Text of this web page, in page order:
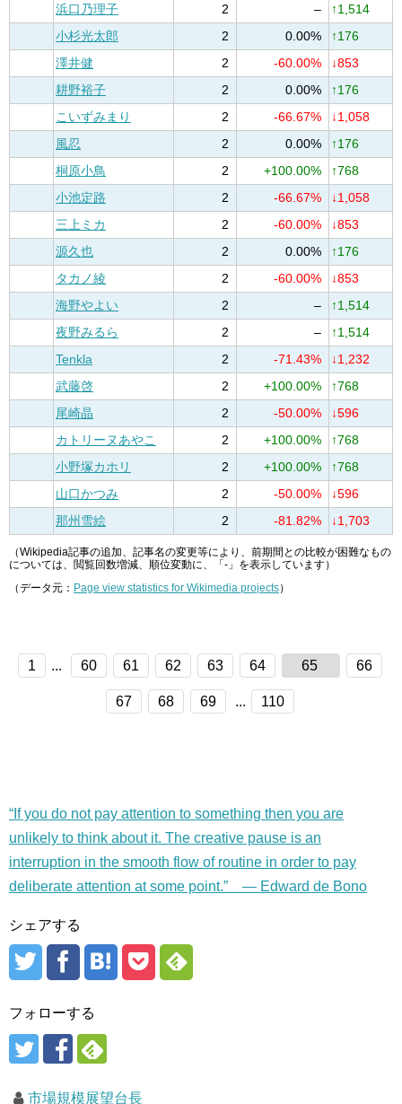
浜口乃理子
2 –
↑1,514
小杉光太郎
2 0.00%
↑176
澤井健
2 -60.00%
↓853
耕野裕子
2 0.00%
↑176
こいずみまり
2 -66.67%
↓1,058
風忍
2 0.00%
↑176
桐原小鳥
2 +100.00%
↑768
小池定路
2 -66.67%
↓1,058
三上ミカ
2 -60.00%
↓853
源久也
2 0.00%
↑176
タカノ綾
2 -60.00%
↓853
海野やよい
2 –
↑1,514
夜野みるら
2 –
↑1,514
Tenkla
2 -71.43%
↓1,232
武藤啓
2 +100.00%
↑768
尾崎晶
2 -50.00%
↓596
カトリーヌあやこ
2 +100.00%
↑768
小野塚カホリ
2 +100.00%
↑768
山口かつみ
2 -50.00%
↓596
那州雪絵
2 -81.82% ↓1,703
（Wikipedia記事の追加、記事名の変更等により、前期間との比較が困難なもの
については、閲覧回数増減、順位変動に、「-」を表示しています）
（データ元： Page view statistics for Wikimedia projects）
1 ... 60 61 62 63 64 65 66
67 68 69 ... 110
“If you do not pay attention to something then you are
unlikely to think about it. The creative pause is an
interruption in the smooth flow of routine in order to pay
deliberate attention at some point.” — Edward de Bono
シェアする
フォローする
市場規模展望台長